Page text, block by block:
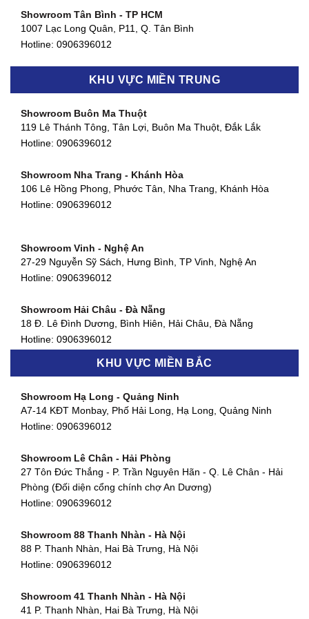
Showroom Tân Bình - TP HCM
1007 Lạc Long Quân, P11, Q. Tân Bình
Hotline: 0906396012
Showroom Biên Hòa - Đồng Nai
Showroom Thuận An - Bình Dương
Showroom Quận 11 - TP. HCM
Showroom Quận 4 - TP. HCM
127 Khánh Hội, Phường 3, Quận 4,TP. HCM
Showroom Quận 7 - TP. HCM
877 Huỳnh Tấn Phát, Phú Thuận, Quận 7, TP HCM
Hotline:0906396012
580 Phan Văn Trị, Phường 7, Quận 5, TP HCM
Hotline:0906396012
90 Đ. Cộng Hòa, Phường 4, Tân Bình, TP HCM
Hotline:0906396012
KHU VỰC MIỀN TRUNG
Showroom Buôn Ma Thuột
119 Lê Thánh Tông, Tân Lợi, Buôn Ma Thuột, Đắk Lắk
Hotline: 0906396012
Showroom Nha Trang - Khánh Hòa
106 Lê Hồng Phong, Phước Tân, Nha Trang, Khánh Hòa
Hotline: 0906396012
Showroom Vinh - Nghệ An
27-29 Nguyễn Sỹ Sách, Hưng Bình, TP Vinh, Nghệ An
Hotline: 0906396012
Showroom Hải Châu - Đà Nẵng
18 Đ. Lê Đình Dương, Bình Hiên, Hải Châu, Đà Nẵng
Hotline: 0906396012
Showroom Thanh Khê - Đà Nẵng
Hotline:0906396012
Showroom Cẩm Lệ - Đà Nẵng
Hotline:0906396012
Showroom Huế
54 Hùng Vương, Phú Hội, Thành phố Huế, Thừa Thiên Huế
Showroom Hà Tĩnh
82 Quang Trung, Thạch Quý, Hà Tĩnh
KHU VỰC MIỀN BẮC
Showroom Hạ Long - Quảng Ninh
A7-14 KĐT Monbay, Phố Hải Long, Hạ Long, Quảng Ninh
Hotline: 0906396012
Showroom Lê Chân - Hải Phòng
27 Tôn Đức Thắng - P. Trần Nguyên Hãn - Q. Lê Chân - Hải
Phòng (Đối diện cổng chính chợ An Dương)
Hotline: 0906396012
Showroom 88 Thanh Nhàn - Hà Nội
88 P. Thanh Nhàn, Hai Bà Trưng, Hà Nội
Hotline: 0906396012
Showroom 41 Thanh Nhàn - Hà Nội
41 P. Thanh Nhàn, Hai Bà Trưng, Hà Nội